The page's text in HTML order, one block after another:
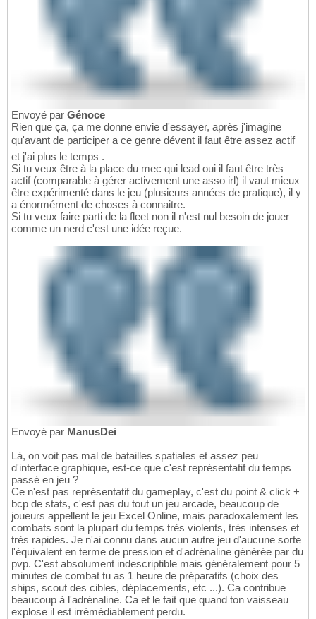
Envoyé par Génoce
Rien que ça, ça me donne envie d'essayer, après j'imagine
qu'avant de participer a ce genre dévent il faut être assez actif
et j'ai plus le temps .
Si tu veux être à la place du mec qui lead oui il faut être très
actif (comparable à gérer activement une asso irl) il vaut mieux
être expérimenté dans le jeu (plusieurs années de pratique), il y
a énormément de choses à connaitre.
Si tu veux faire parti de la fleet non il n'est nul besoin de jouer
comme un nerd c'est une idée reçue.
Envoyé par ManusDei
Là, on voit pas mal de batailles spatiales et assez peu
d'interface graphique, est-ce que c'est représentatif du temps
passé en jeu ?
Ce n'est pas représentatif du gameplay, c'est du point & click +
bcp de stats, c'est pas du tout un jeu arcade, beaucoup de
joueurs appellent le jeu Excel Online, mais paradoxalement les
combats sont la plupart du temps très violents, très intenses et
très rapides. Je n'ai connu dans aucun autre jeu d'aucune sorte
l'équivalent en terme de pression et d'adrénaline générée par du
pvp. C'est absolument indescriptible mais généralement pour 5
minutes de combat tu as 1 heure de préparatifs (choix des
ships, scout des cibles, déplacements, etc ...). Ca contribue
beaucoup à l'adrénaline. Ca et le fait que quand ton vaisseau
explose il est irrémédiablement perdu.